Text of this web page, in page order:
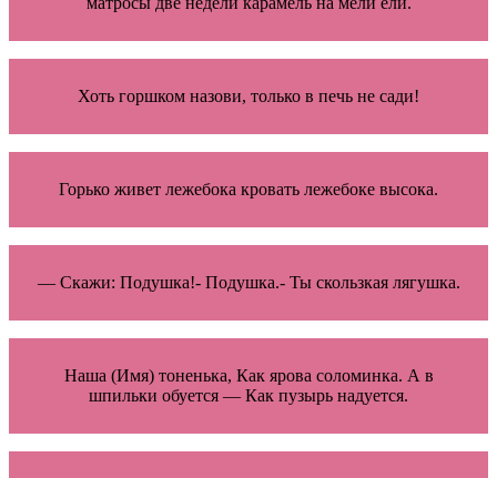
Хоть горшком назови, только в печь не сади!
Горько живет лежебока кровать лежебоке высока.
— Скажи: Подушка!- Подушка.- Ты скользкая лягушка.
Наша (Имя) тоненька, Как ярова соломинка. А в
шпильки обуется — Как пузырь надуется.